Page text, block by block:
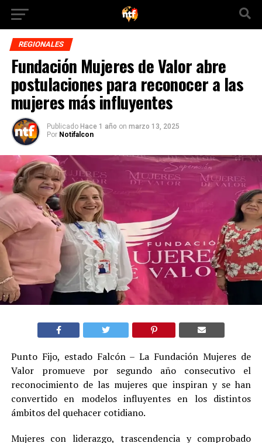
REGIONALES
Fundación Mujeres de Valor abre
postulaciones para reconocer a las
mujeres más influyentes
Publicado Hace 1 año on marzo 13, 2025
Por Notifalcon
Punto Fijo, estado Falcón – La Fundación Mujeres de
Valor promueve por segundo año consecutivo el
reconocimiento de las mujeres que inspiran y se han
convertido en modelos influyentes en los distintos
ámbitos del quehacer cotidiano.
Mujeres con liderazgo, trascendencia y comprobado